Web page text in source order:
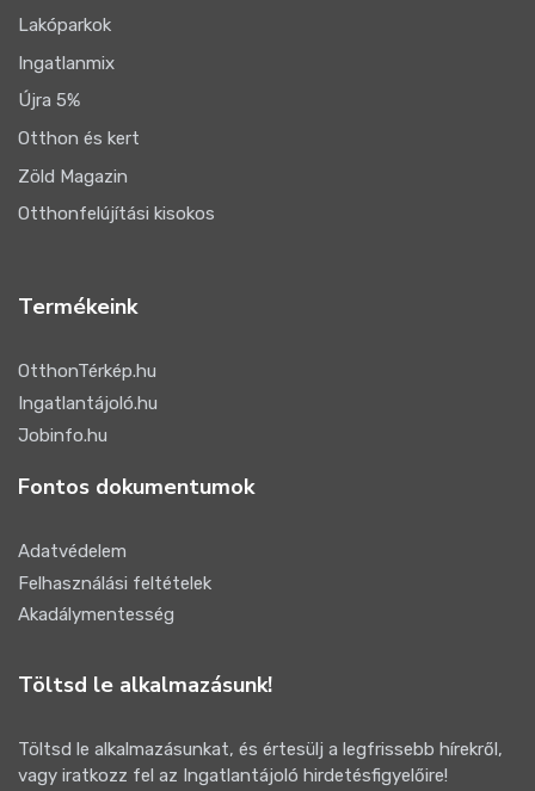
Lakóparkok
Ingatlanmix
Újra 5%
Otthon és kert
Zöld Magazin
Otthonfelújítási kisokos
Termékeink
OtthonTérkép.hu
Ingatlantájoló.hu
Jobinfo.hu
Fontos dokumentumok
Adatvédelem
Felhasználási feltételek
Akadálymentesség
Töltsd le alkalmazásunk!
Töltsd le alkalmazásunkat, és értesülj a legfrissebb hírekről,
vagy iratkozz fel az Ingatlantájoló hirdetésfigyelőire!